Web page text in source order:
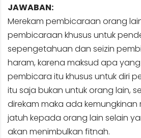
JAWABAN:
Merekam pembicaraan orang
pembicaraan khusus untuk
sepengetahuan dan seizin
haram, karena maksud apa
pembicara itu khusus untuk diri
itu saja bukan untuk orang lain,
direkam maka ada kemungkinan
jatuh kepada orang lain selain
akan menimbulkan fitnah.